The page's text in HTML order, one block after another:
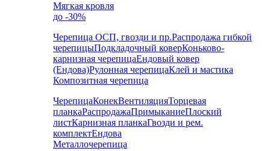
Мягкая кровля
до -30%
Черепица ОСП, гвозди и пр.Распродажа гибкой
черепицыПодкладочный коверКоньково-
карнизная черепицаЕндовый ковер
(Ендова)Рулонная черепицаКлей и мастика
Композитная черепица
ЧерепицаКонекВентиляцияТорцевая
планкаРаспродажаПримыканиеПлоский
листКарнизная планкаГвозди и рем.
комплектЕндова
Металлочерепица